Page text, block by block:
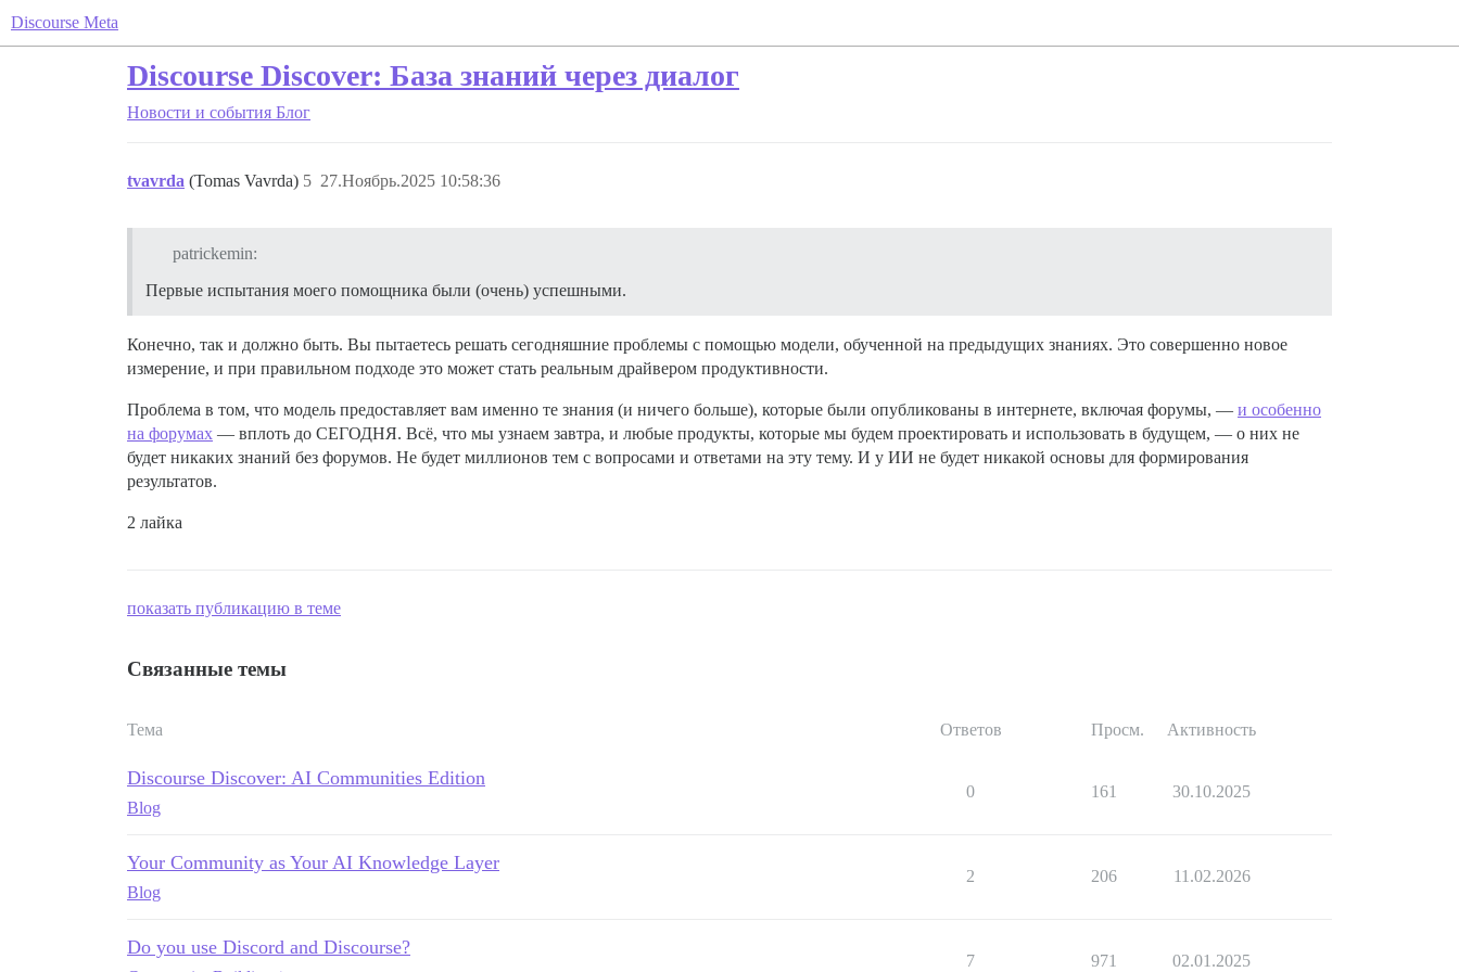
Discourse Meta
Discourse Discover: База знаний через диалог
Новости и события Блог
tvavrda (Tomas Vavrda) 27.Ноябрь.2025 10:58:36
5
patrickemin:
Первые испытания моего помощника были (очень) успешными.
Конечно, так и должно быть. Вы пытаетесь решать сегодняшние проблемы с помощью модели, обученной на предыдущих знаниях. Это совершенно новое
измерение, и при правильном подходе это может стать реальным драйвером продуктивности.
Проблема в том, что модель предоставляет вам именно те знания (и ничего больше), которые были опубликованы в интернете, включая форумы, — и особенно
на форумах — вплоть до СЕГОДНЯ. Всё, что мы узнаем завтра, и любые продукты, которые мы будем проектировать и использовать в будущем, — о них не
будет никаких знаний без форумов. Не будет миллионов тем с вопросами и ответами на эту тему. И у ИИ не будет никакой основы для формирования
результатов.
2 лайка
показать публикацию в теме
Связанные темы
Тема Ответов Просм. Активность
Discourse Discover: AI Communities Edition
Blog
0 161 30.10.2025
Your Community as Your AI Knowledge Layer
Blog
2 206 11.02.2026
Do you use Discord and Discourse?
7 971 02.01.2025